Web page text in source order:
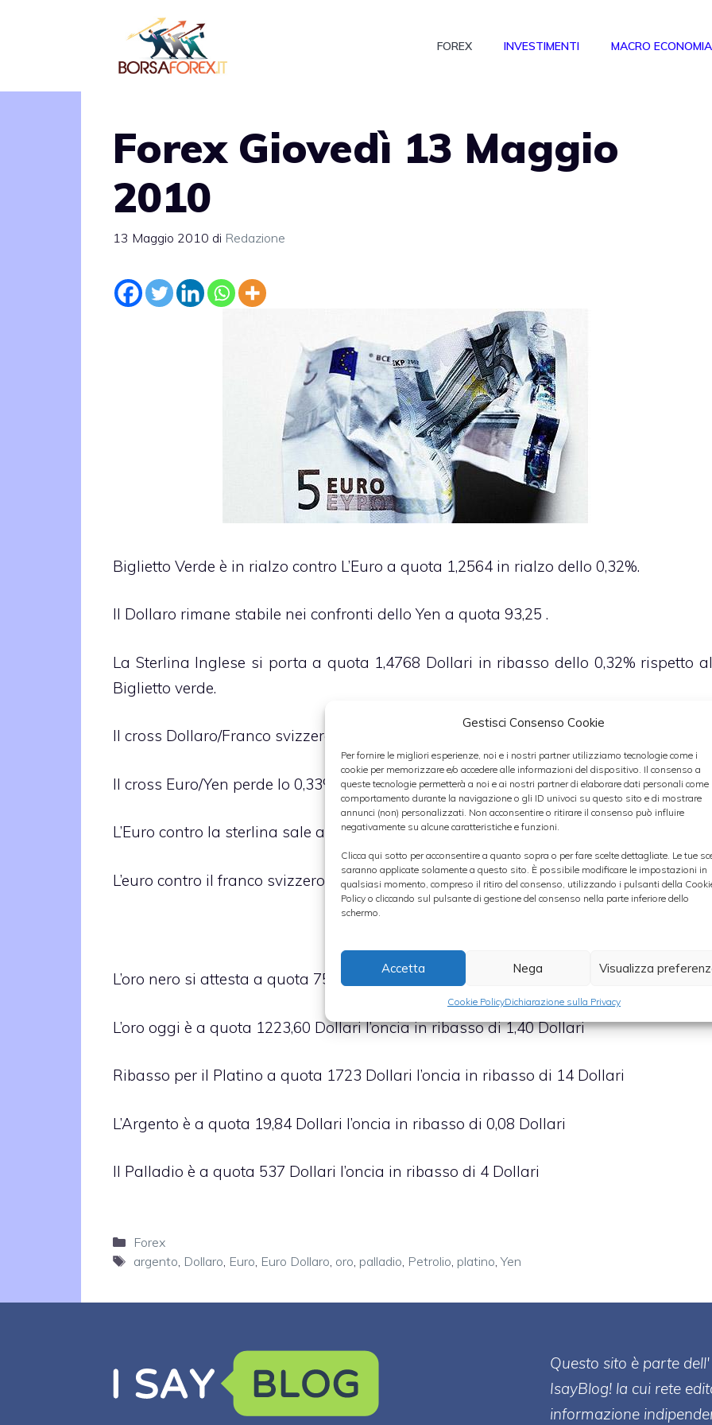
Gestisci Consenso Cookie
Per fornire le migliori esperienze, noi e i nostri partner utilizziamo tecnologie come i
cookie per memorizzare e/o accedere alle informazioni del dispositivo. Il consenso a
queste tecnologie permetterà a noi e ai nostri partner di elaborare dati personali come
comportamento durante la navigazione o gli ID univoci su questo sito e di mostrare
annunci (non) personalizzati. Non acconsentire o ritirare il consenso può influire
negativamente su alcune caratteristiche e funzioni.
Clicca qui sotto per acconsentire a quanto sopra o per fare scelte dettagliate. Le tue
saranno applicate solamente a questo sito. È possibile modificare le impostazioni in
qualsiasi momento, compreso il ritiro del consenso, utilizzando i pulsanti della
Policy o cliccando sul pulsante di gestione del consenso nella parte inferiore dello
schermo.
Accetta Nega Visualizza
Cookie PolicyDichiarazione sulla Privacy
FOREX INVESTIMENTI MACRO ECONOMIA
Forex Giovedì 13 Maggio
2010
13 Maggio 2010 di Redazione
Biglietto Verde è in rialzo contro L’Euro a quota 1,2564 in rialzo dello 0,32%.
Il Dollaro rimane stabile nei confronti dello Yen a quota 93,25 .
La Sterlina Inglese si porta a quota 1,4768 Dollari in ribasso dello 0,32% rispetto al
Biglietto verde.
Il cross Dollaro/Franco svizzero si porta a quota 1,117 in rialzo dello 0,22%.
Il cross Euro/Yen perde lo 0,33% a quota 117,70 Yen.
L’Euro contro la sterlina sale a quota 0,8513 Sterline in rialzo dello 0,05%.
L’euro contro il franco svizzero cede lo 0,05% portandosi a quota 1,4031 CHF.
L’oro nero si attesta a quota 75,55 Dollari al Barile in ribasso dello 0.13%.
L’oro oggi è a quota 1223,60 Dollari l’oncia in ribasso di 1,40 Dollari
Ribasso per il Platino a quota 1723 Dollari l’oncia in ribasso di 14 Dollari
L’Argento è a quota 19,84 Dollari l’oncia in ribasso di 0,08 Dollari
Il Palladio è a quota 537 Dollari l’oncia in ribasso di 4 Dollari
Categorie
Forex
Tag
argento, Dollaro, Euro, Euro Dollaro, oro, palladio, Petrolio, platino,Yen
Questo sito è parte
IsayBlog! la cui rete
informazione